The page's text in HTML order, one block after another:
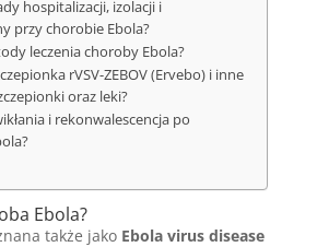
hospitalizacji, izolacji i
przy chorobie Ebola?
leczenia choroby Ebola?
rVSV-ZEBOV (Ervebo) i inne
oraz leki?
i rekonwalescencja po
Ebola?
także jako Ebola virus disease